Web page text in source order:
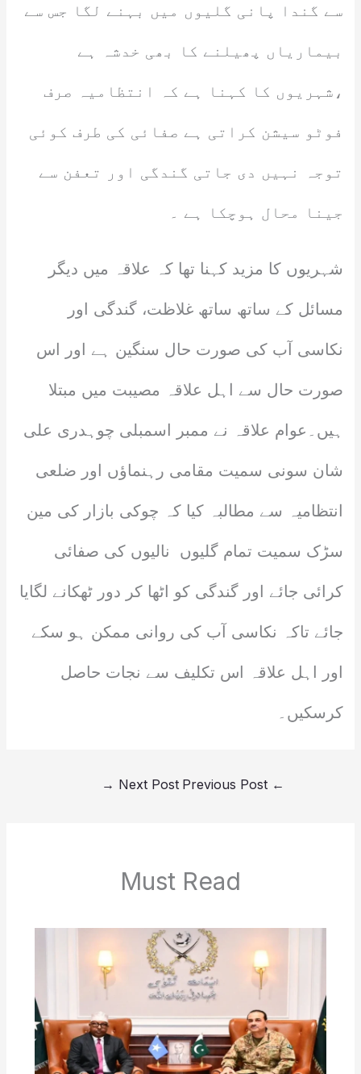
سے گندا پانی گلیوں میں بہنے لگا جس سے
بیماریاں پھیلنے کا بھی خدشہ ہے
،شہریوں کا کہنا ہے کہ انتظامیہ صرف
فوٹو سیشن کراتی ہے صفائی کی طرف کوئی
توجہ نہیں دی جاتی گندگی اور تعفن سے
جینا محال ہوچکا ہے ۔
شہریوں کا مزید کہنا تھا کہ علاقہ میں دیگر
مسائل کے ساتھ ساتھ غلاظت، گندگی اور
نکاسی آب کی صورت حال سنگین ہے اور اس
صورت حال سے اہل علاقہ مصیبت میں مبتلا
ہیں۔عوام علاقہ نے ممبر اسمبلی چوہدری علی
شان سونی سمیت مقامی رہنماؤں اور ضلعی
انتظامیہ سے مطالبہ کیا کہ چوکی بازار کی مین
سڑک سمیت تمام گلیوں نالیوں کی صفائی
کرائی جائے اور گندگی کو اٹھا کر دور ٹھکانے لگایا
جائے تاکہ نکاسی آب کی روانی ممکن ہو سکے
اور اہل علاقہ اس تکلیف سے نجات حاصل
کرسکیں۔
←
Next Post
→
Must Read